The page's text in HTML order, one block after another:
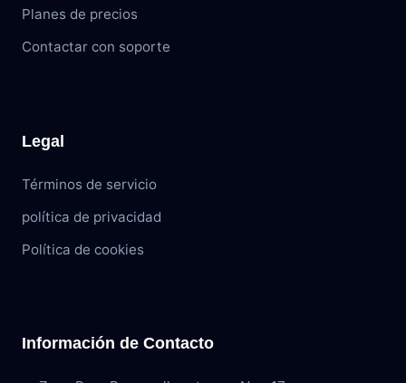
Planes de precios
Contactar con soporte
Legal
Términos de servicio
política de privacidad
Política de cookies
Información de Contacto